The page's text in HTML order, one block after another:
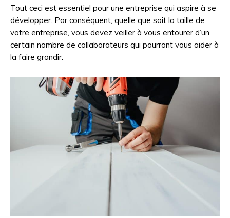
Tout ceci est essentiel pour une entreprise qui aspire à se
développer. Par conséquent, quelle que soit la taille de
votre entreprise, vous devez veiller à vous entourer d’un
certain nombre de collaborateurs qui pourront vous aider à
la faire grandir.